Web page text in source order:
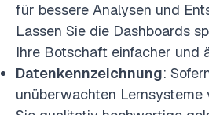
für bessere Analysen und
Lassen Sie die Dashboards
Ihre Botschaft einfacher und
Datenkennzeichnung:
unüberwachten Lernsysteme